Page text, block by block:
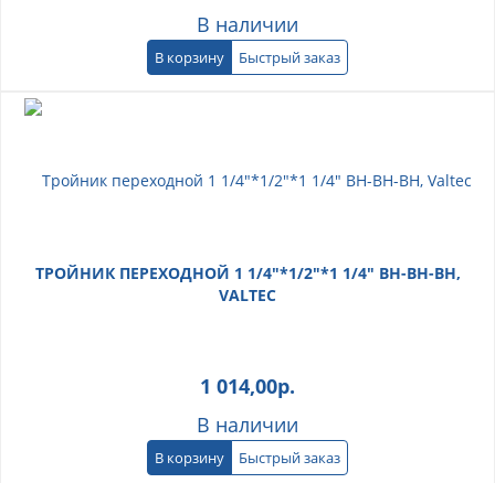
В наличии
В корзину Быстрый заказ
ТРОЙНИК ПЕРЕХОДНОЙ 1 1/4"*1/2"*1 1/4" ВН-ВН-ВН,
VALTEC
1 014,00р.
В наличии
В корзину Быстрый заказ